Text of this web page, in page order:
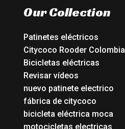
Our Collection
Patinetes eléctricos
Citycoco Rooder Colombia
Bicicletas eléctricas
Revisar vídeos
nuevo patinete electrico
fábrica de citycoco
bicicleta eléctrica moca
motocicletas electricas